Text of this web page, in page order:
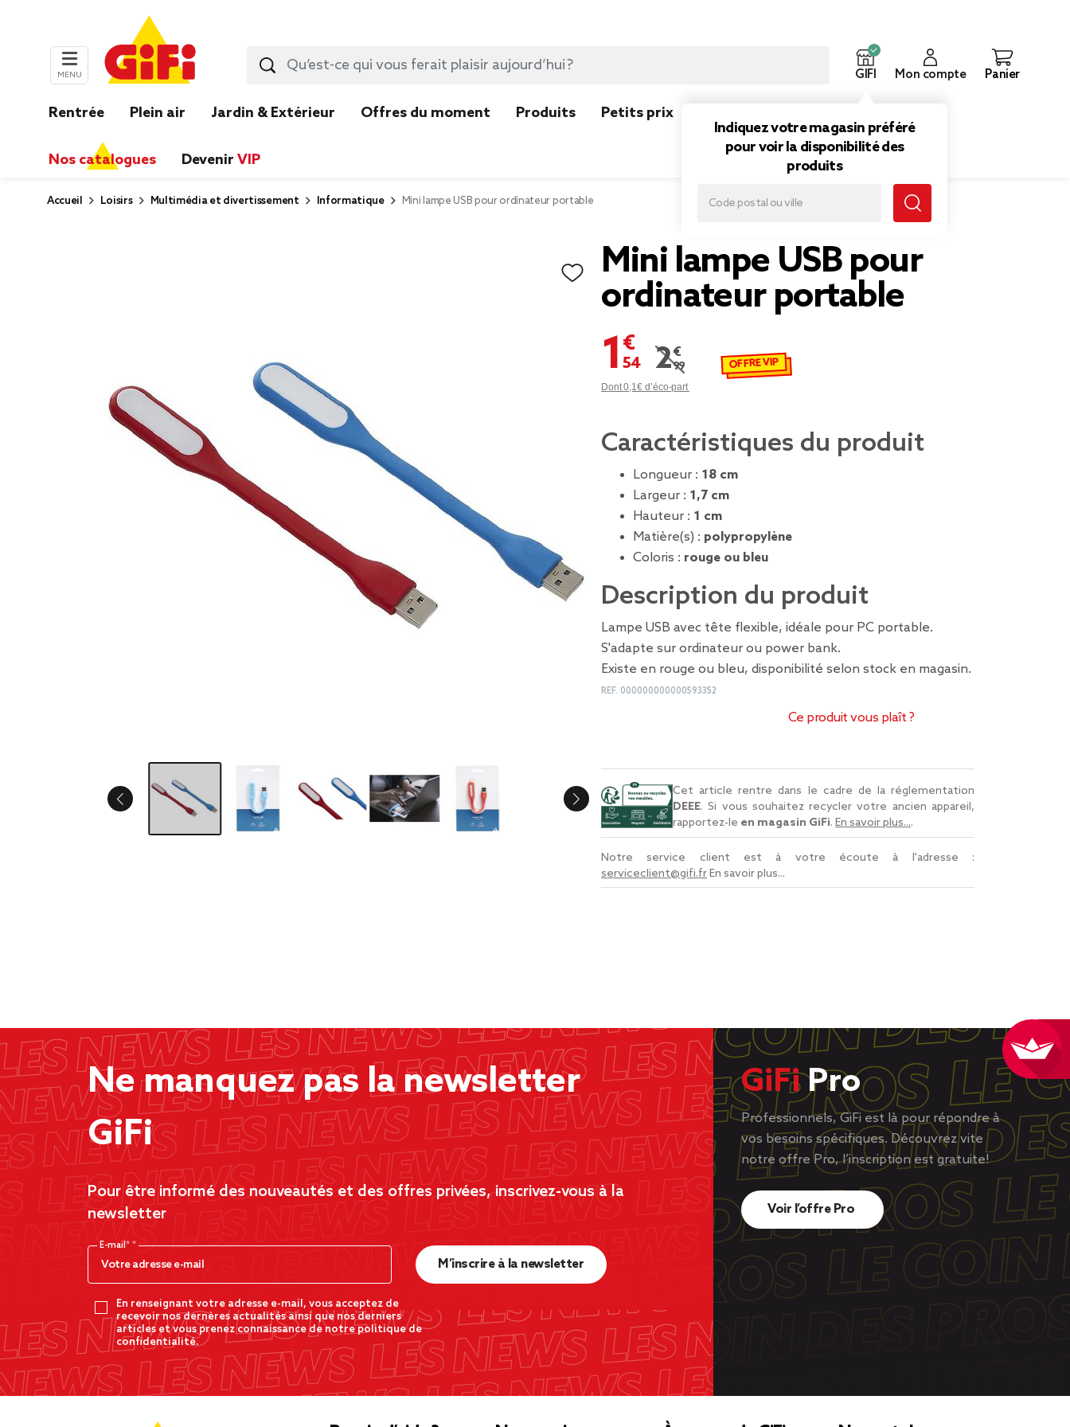
MENU GIFI
Indiquez votre magasin préféré
pour voir la disponibilité des
produits
Mon compte Panier
Rentrée Plein air Jardin & Extérieur Offres du moment Produits Petits prix
Nos catalogues Devenir VIP
Accueil Loisirs Multimédia et divertissement Informatique Mini lampe USB pour ordinateur portable
Mini lampe USB pour
ordinateur portable
1,54 €
Prix remisé de 2,99 € à 1,54 €
2,99 €
Dont 0,1€ d’éco-part
OFFRE VIP
Caractéristiques du produit
Longueur : 18 cm
Largeur : 1,7 cm
Hauteur : 1 cm
Matière(s) : polypropylène
Coloris : rouge ou bleu
Description du produit
Lampe USB avec tête flexible, idéale pour PC portable.
S'adapte sur ordinateur ou power bank.
Existe en rouge ou bleu, disponibilité selon stock en magasin.
REF. 000000000000593352
Ce produit vous plaît ?
Cet article rentre dans le cadre de la réglementation
DEEE. Si vous souhaitez recycler votre ancien appareil,
rapportez-le en magasin GiFi. En savoir plus....
Notre service client est à votre écoute à l'adresse :
serviceclient@gifi.frEn savoir plus...
Ne manquez pas la newsletter
GiFi
Pour être informé des nouveautés et des offres privées, inscrivez-vous à la
newsletter
E-mail*
En renseignant votre adresse e-mail, vous acceptez de
recevoir nos dernères actualités ainsi que nos derniers
articles et vous prenez connaissance de notre politique de
confidentialité.
M’inscrire à la newsletter
GiFiPro
Professionnels, GiFi est là pour répondre à
vos besoins spécifiques. Découvrez vite
notre offre Pro, l’inscription est gratuite!
Voir l’offre Pro